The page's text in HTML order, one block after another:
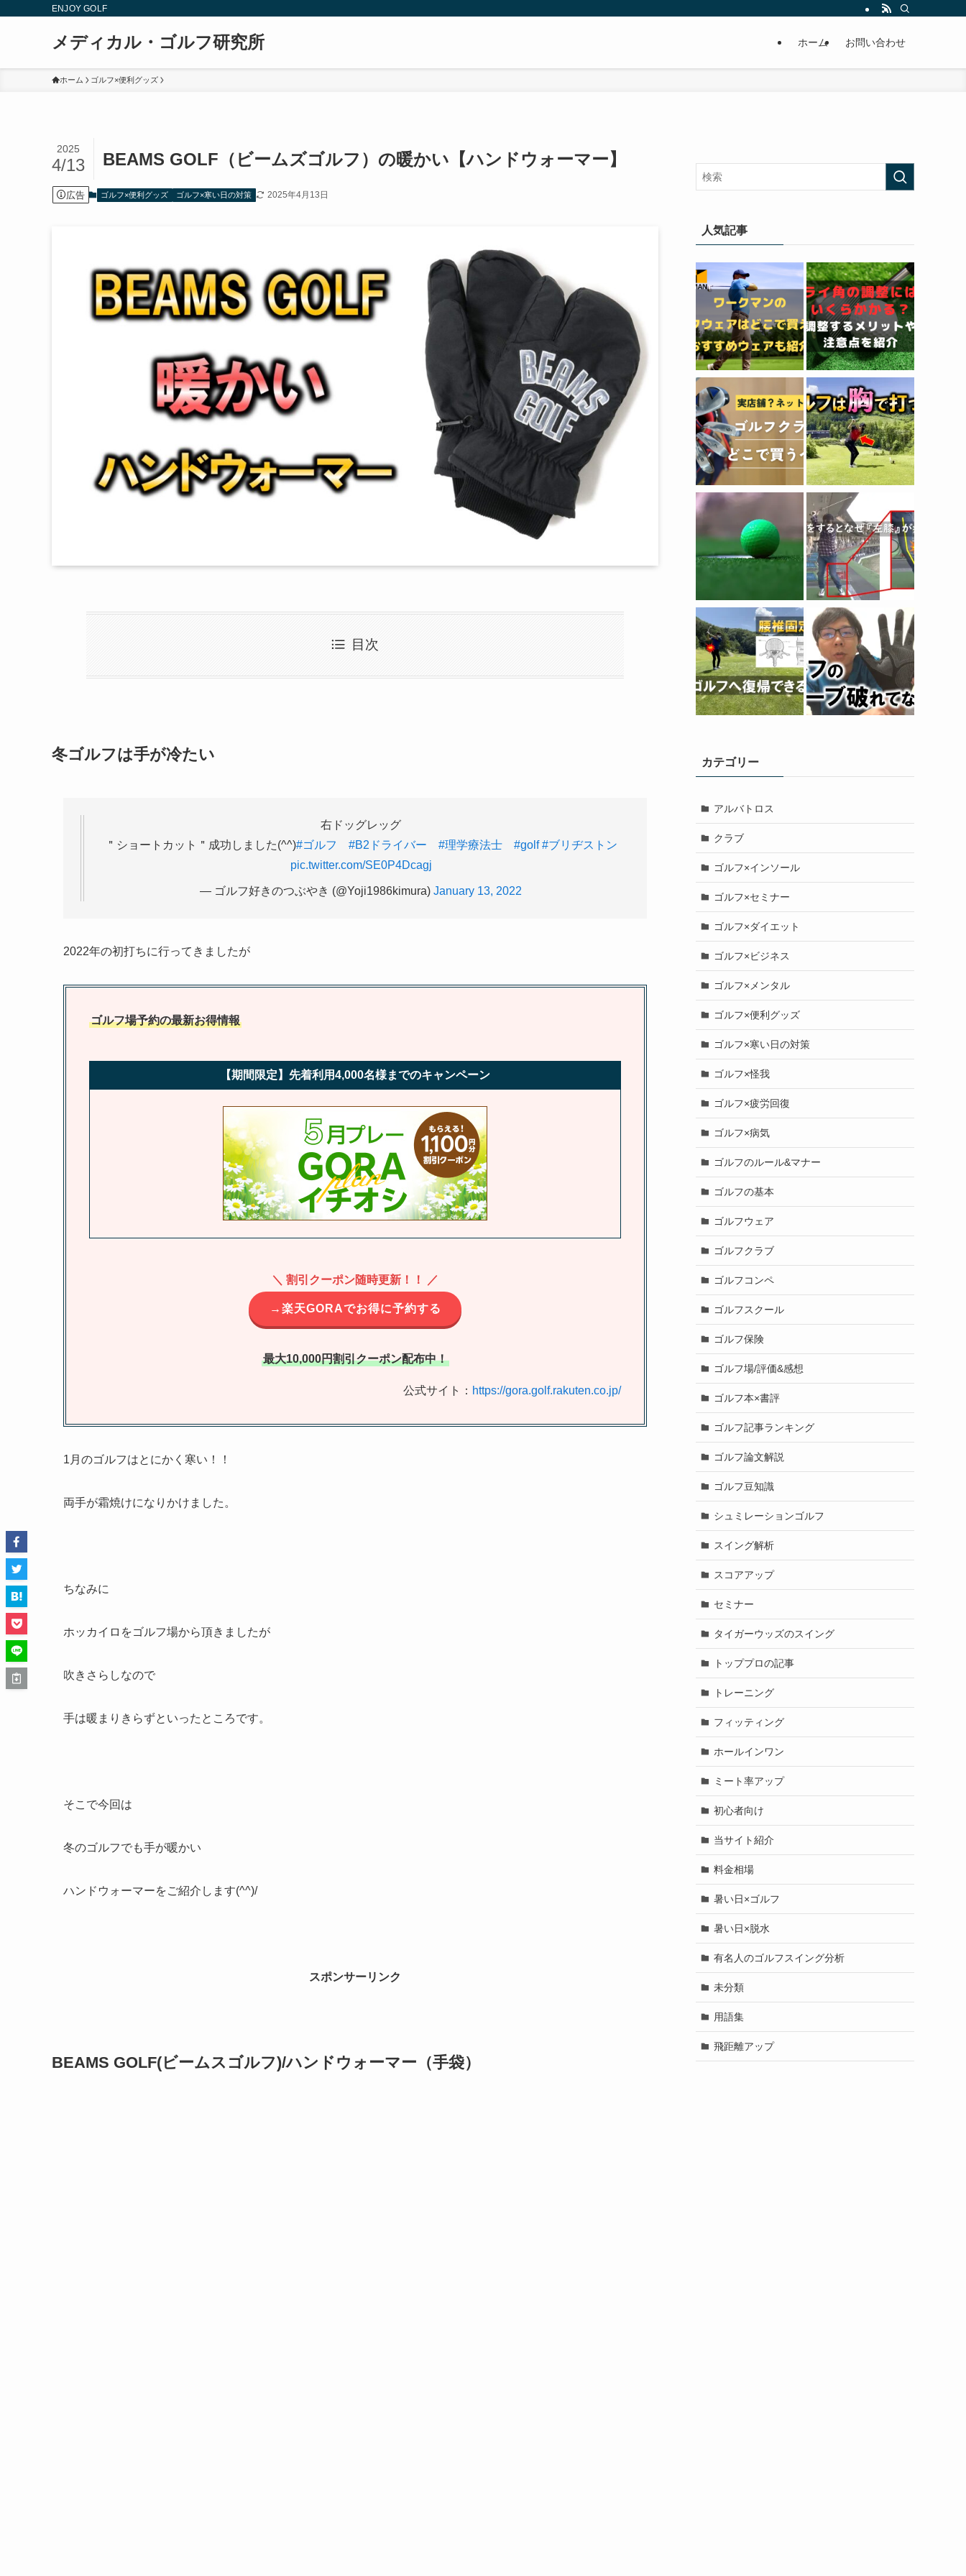
ENJOY GOLF
メディカル・ゴルフ研究所 ホーム お問い合わせ
ホーム ゴルフ×便利グッズ
BEAMS GOLF（ビームズゴルフ）の暖かい【ハンドウォーマー】
2025
4/13
広告 ゴルフ×便利グッズ ゴルフ×寒い日の対策 2025年4月13日
目次
冬ゴルフは手が冷たい
右ドッグレッグ
＂ショートカット＂成功しました(^^)#ゴルフ #B2ドライバー #理学療法士 #golf #ブリヂストン
pic.twitter.com/SE0P4Dcagj
— ゴルフ好きのつぶやき (@Yoji1986kimura) January 13, 2022
2022年の初打ちに行ってきましたが
ゴルフ場予約の最新お得情報
【期間限定】先着利用4,000名様までのキャンペーン
＼ 割引クーポン随時更新！！ ／
→楽天GORAでお得に予約する
最大10,000円割引クーポン配布中！
公式サイト： https://gora.golf.rakuten.co.jp/
1月のゴルフはとにかく寒い！！
両手が霜焼けになりかけました。
ちなみに
ホッカイロをゴルフ場から頂きましたが
吹きさらしなので
手は暖まりきらずといったところです。
そこで今回は
冬のゴルフでも手が暖かい
ハンドウォーマーをご紹介します(^^)/
スポンサーリンク
BEAMS GOLF(ビームスゴルフ)/ハンドウォーマー（手袋）
人気記事
カテゴリー
アルバトロス
クラブ
ゴルフ×インソール
ゴルフ×セミナー
ゴルフ×ダイエット
ゴルフ×ビジネス
ゴルフ×メンタル
ゴルフ×便利グッズ
ゴルフ×寒い日の対策
ゴルフ×怪我
ゴルフ×疲労回復
ゴルフ×病気
ゴルフのルール&マナー
ゴルフの基本
ゴルフウェア
ゴルフクラブ
ゴルフコンペ
ゴルフスクール
ゴルフ保険
ゴルフ場/評価&感想
ゴルフ本×書評
ゴルフ記事ランキング
ゴルフ論文解説
ゴルフ豆知識
シュミレーションゴルフ
スイング解析
スコアアップ
セミナー
タイガーウッズのスイング
トッププロの記事
トレーニング
フィッティング
ホールインワン
ミート率アップ
初心者向け
当サイト紹介
料金相場
暑い日×ゴルフ
暑い日×脱水
有名人のゴルフスイング分析
未分類
用語集
飛距離アップ